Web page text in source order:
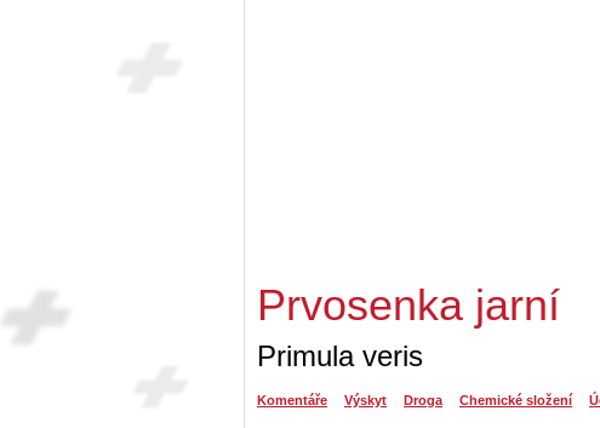
Prvosenka jarní
Primula veris
Komentáře Výskyt Droga Chemické složení